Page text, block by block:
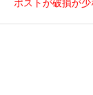
ポストが破損が